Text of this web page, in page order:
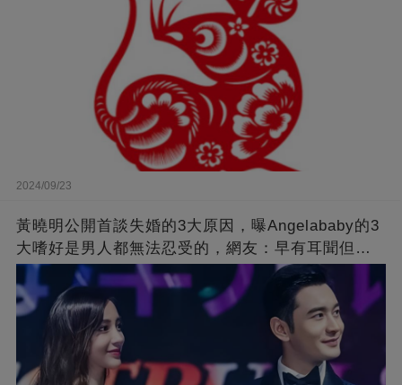
2024/09/23
黃曉明公開首談失婚的3大原因，曝Angelababy的3
大嗜好是男人都無法忍受的，網友：早有耳聞但想
不到那麼嚴重！